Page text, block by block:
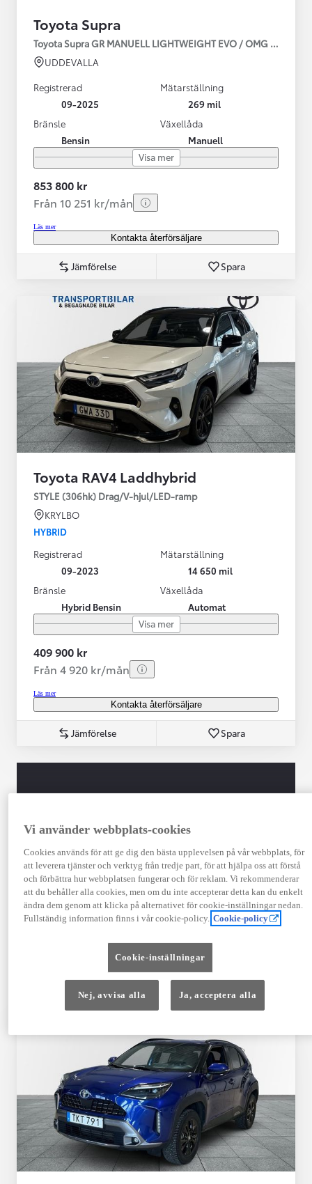
Toyota Supra
Toyota Supra GR MANUELL LIGHTWEIGHT EVO / OMG LEV!
UDDEVALLA
Registrerad
09-2025
Mätarställning
269 mil
Bränsle
Bensin
Växellåda
Manuell
Visa mer
853 800 kr
Från 10 251 kr/mån
Läs mer
Kontakta återförsäljare
Jämförelse Spara
Toyota RAV4 Laddhybrid
STYLE (306hk) Drag/V-hjul/LED-ramp
KRYLBO
HYBRID
Registrerad
09-2023
Mätarställning
14 650 mil
Bränsle
Hybrid Bensin
Växellåda
Automat
Visa mer
409 900 kr
Från 4 920 kr/mån
Läs mer
Kontakta återförsäljare
Jämförelse Spara
TOYOTA APPROVED
USED
Garanti upp till 10 år eller 20 000 mil – i
kombination med Toyota Relax
12 månaders vägassistans
Vi använder webbplats-cookies
Cookies används för att ge dig den bästa upplevelsen på vår webbplats, för
att leverera tjänster och verktyg från tredje part, för att hjälpa oss att förstå
och förbättra hur webbplatsen fungerar och för reklam. Vi rekommenderar
att du behåller alla cookies, men om du inte accepterar detta kan du enkelt
ändra dem genom att klicka på alternativet för cookie-inställningar nedan.
Fullständig information finns i vår cookie-policy. Cookie-policy
Cookie-inställningar
Nej, avvisa alla Ja, acceptera alla